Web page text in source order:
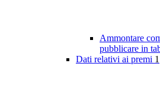
Ammontare
pubblicare in
Dati relativi ai premi 1